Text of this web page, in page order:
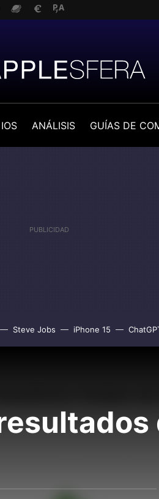
IOS ANÁLISIS GUÍAS DE
Steve Jobs iPhone 15